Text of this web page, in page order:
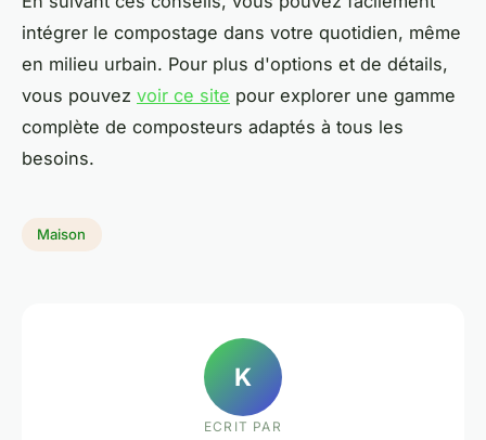
intégrer le compostage dans votre quotidien, même
en milieu urbain. Pour plus d'options et de détails,
vous pouvez voir ce site pour explorer une gamme
complète de composteurs adaptés à tous les
besoins.
Maison
K
ECRIT PAR